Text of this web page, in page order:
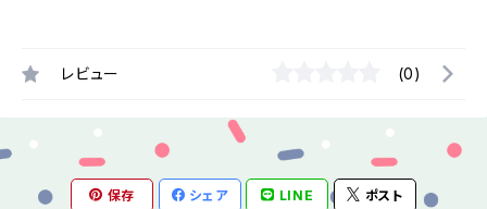
レビュー (0)
保存 シェア LINE ポスト